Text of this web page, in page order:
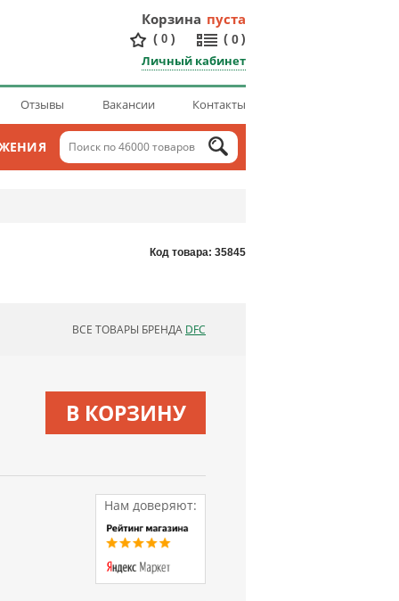
Корзина пуста
( 0 ) ( 0 )
Личный кабинет
Отзывы Вакансии Контакты
Код товара: 35845
ОБНОВЛЯЮ СПИСОК
ВСЕ ТОВАРЫ БРЕНДА DFC
В КОРЗИНУ
Нам доверяют: